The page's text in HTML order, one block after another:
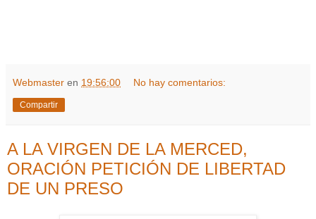
Webmaster en 19:56:00 No hay comentarios:
Compartir
A LA VIRGEN DE LA MERCED,
ORACIÓN PETICIÓN DE LIBERTAD
DE UN PRESO